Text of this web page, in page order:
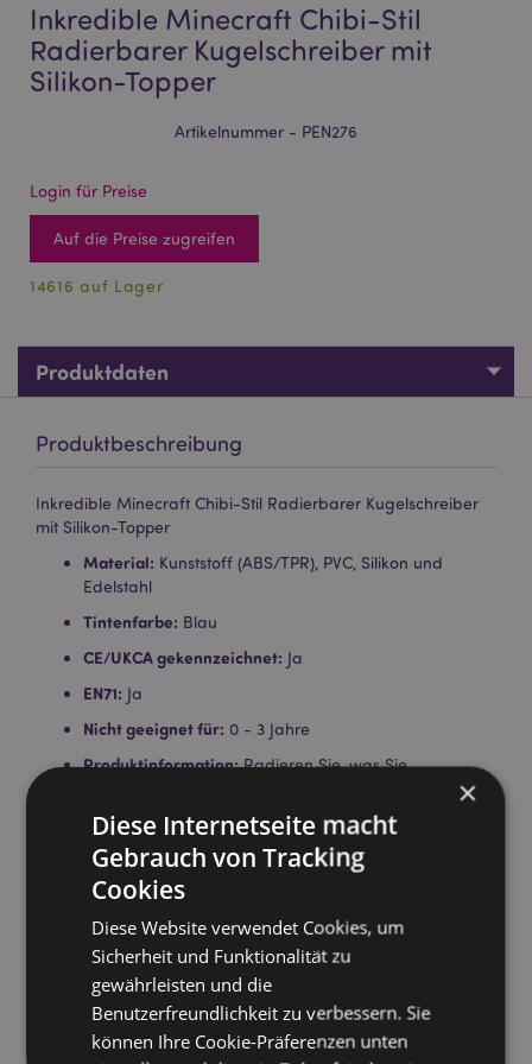
Inkredible Minecraft Chibi-Stil
Radierbarer Kugelschreiber mit
Silikon-Topper
Artikelnummer - PEN276
Login für Preise
Auf die Preise zugreifen
14616 auf Lager
Produktdaten
Produktbeschreibung
Inkredible Minecraft Chibi-Stil Radierbarer Kugelschreiber
mit Silikon-Topper
Material: Kunststoff (ABS/TPR), PVC, Silikon und
Edelstahl
Tintenfarbe: Blau
CE/UKCA gekennzeichnet: Ja
EN71: Ja
Nicht geeignet für: 0 - 3 Jahre
Produktinformation:Radieren Sie, was Sie
geschrieben haben, indem Sie den Charakter-Topper
oben am Stift verwenden.
Lizenz-Informationen: Dieses Produkt ist für die unten
aufgeführten Länder vollständig lizenziert. Wenn Sie
sich außerhalb dieser Gebiete befinden, versuchen
Sie bitte nicht, dieses Produkt zu kaufen. Andernfalls
wird es aus Ihrer Bestellung entfernt. Für weitere
Informationen wenden Sie sich bitte an unseren
Kundenservice.
Lizenzierte Gebiete:Åland-Inseln, Albanien,
Österreich, Azoren (Portugal), Balearen (Spanien),
×
Diese Internetseite macht
Gebrauch von Tracking
Cookies
Diese Website verwendet Cookies, um
Sicherheit und Funktionalität zu
gewährleisten und die
Benutzerfreundlichkeit zu verbessern. Sie
können Ihre Cookie-Präferenzen unten